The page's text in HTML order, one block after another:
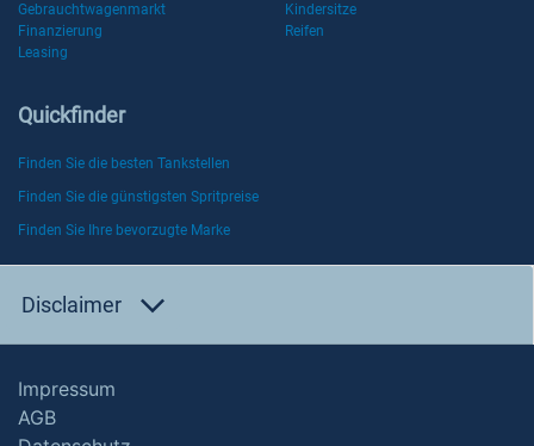
Gebrauchtwagenmarkt
Kindersitze
Finanzierung
Reifen
Leasing
Quickfinder
Finden Sie die besten Tankstellen
Finden Sie die günstigsten Spritpreise
Finden Sie Ihre bevorzugte Marke
Disclaimer
Impressum
AGB